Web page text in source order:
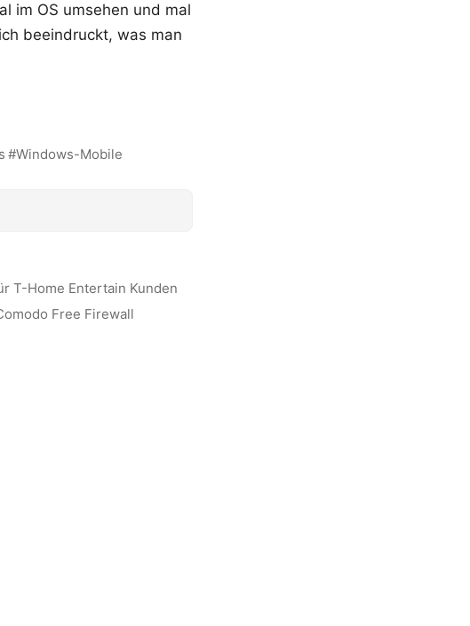
im OS umsehen und mal
beeindruckt, was man
Windows-Mobile
T-Home Entertain Kunden
Free Firewall